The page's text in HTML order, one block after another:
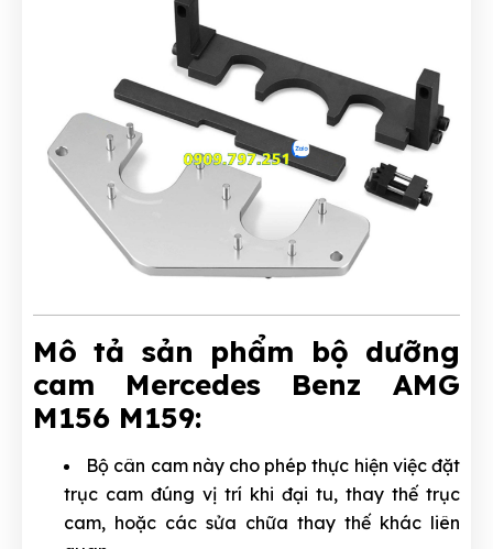
Mô tả sản phẩm bộ dưỡng
cam Mercedes Benz AMG
M156 M159:
Bộ cân cam này cho phép thực hiện việc đặt
trục cam đúng vị trí khi đại tu, thay thế trục
cam, hoặc các sửa chữa thay thế khác liên